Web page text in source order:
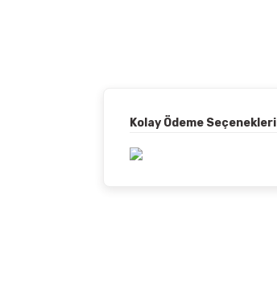
Kolay Ödeme Seçenekleri